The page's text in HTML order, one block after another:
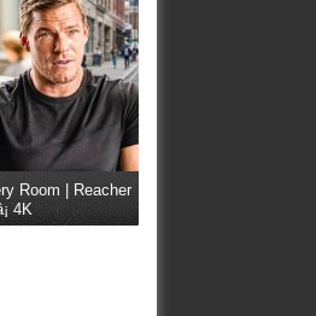
Room | Reacher
4K